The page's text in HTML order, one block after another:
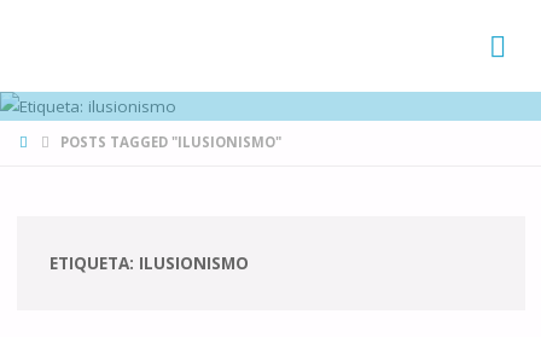
HOMEPOSTS TAGGED "ILUSIONISMO"
ETIQUETA: ILUSIONISMO